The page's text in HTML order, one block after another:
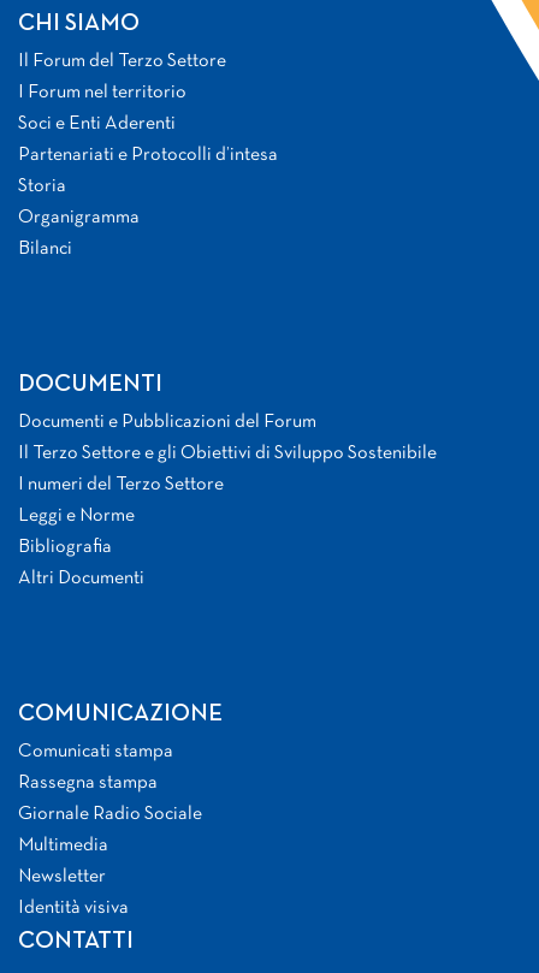
CHI SIAMO
Il Forum del Terzo Settore
I Forum nel territorio
Soci e Enti Aderenti
Partenariati e Protocolli d’intesa
Storia
Organigramma
Bilanci
DOCUMENTI
Documenti e Pubblicazioni del Forum
Il Terzo Settore e gli Obiettivi di Sviluppo Sostenibile
I numeri del Terzo Settore
Leggi e Norme
Bibliografia
Altri Documenti
COMUNICAZIONE
Comunicati stampa
Rassegna stampa
Giornale Radio Sociale
Multimedia
Newsletter
Identità visiva
CONTATTI